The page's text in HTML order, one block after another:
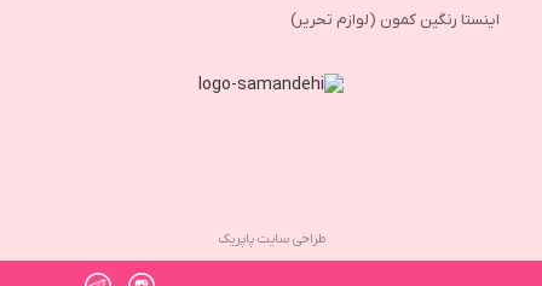
اینستا رنگین کمون (لوازم تحریر)
طراحی سایت پاپریک